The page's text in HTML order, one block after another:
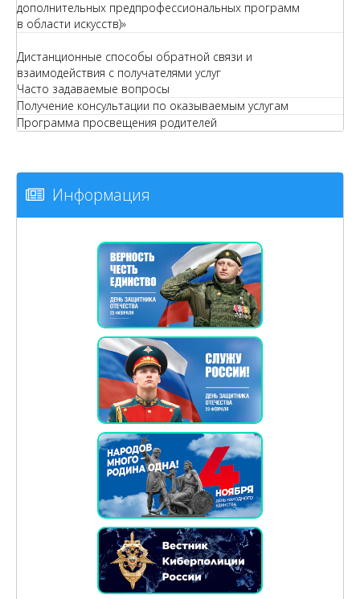
дополнительных предпрофессиональных программ
в области искусств)»
Дистанционные способы обратной связи и
взаимодействия с получателями услуг
Часто задаваемые вопросы
Получение консультации по оказываемым услугам
Программа просвещения родителей
Информация